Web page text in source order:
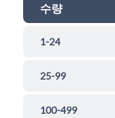
수량
1-24
25-99
100-499